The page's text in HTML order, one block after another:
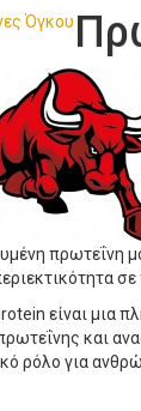
Όγκου
πρωτεΐνη
σε
είναι μια
και
ρόλο για